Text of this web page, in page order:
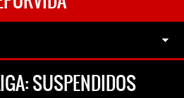
SUSPENDIDOS